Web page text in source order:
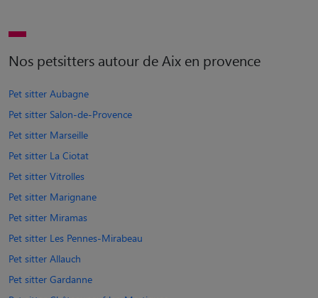
Nos petsitters autour de Aix en provence
Pet sitter Aubagne
Pet sitter Salon-de-Provence
Pet sitter Marseille
Pet sitter La Ciotat
Pet sitter Vitrolles
Pet sitter Marignane
Pet sitter Miramas
Pet sitter Les Pennes-Mirabeau
Pet sitter Allauch
Pet sitter Gardanne